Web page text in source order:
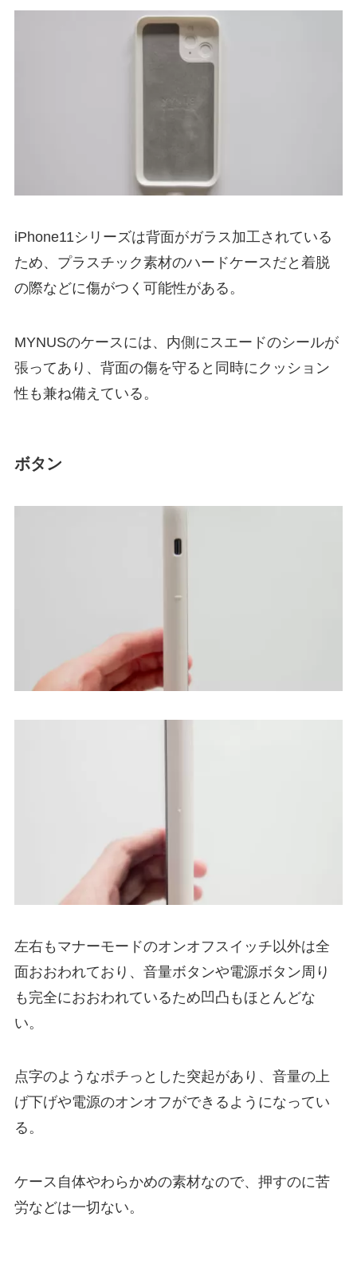
iPhone11シリーズは背面がガラス加工されている
ため、プラスチック素材のハードケースだと着脱
の際などに傷がつく可能性がある。
MYNUSのケースには、内側にスエードのシールが
張ってあり、背面の傷を守ると同時にクッション
性も兼ね備えている。
ボタン
左右もマナーモードのオンオフスイッチ以外は全
面おおわれており、音量ボタンや電源ボタン周り
も完全におおわれているため凹凸もほとんどな
い。
点字のようなポチっとした突起があり、音量の上
げ下げや電源のオンオフができるようになってい
る。
ケース自体やわらかめの素材なので、押すのに苦
労などは一切ない。